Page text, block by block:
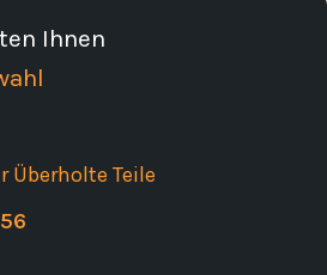
Ihnen
Überholte Teile